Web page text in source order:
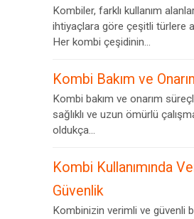
Kombiler, farklı kullanım
ihtiyaçlara göre çeşitli türlere
Her kombi çeşidinin...
Kombi Bakım ve
Kombi bakım ve onarım
sağlıklı ve uzun ömürlü
oldukça...
Kombi Kullanımında
Güvenlik
Kombinizin verimli ve güvenli